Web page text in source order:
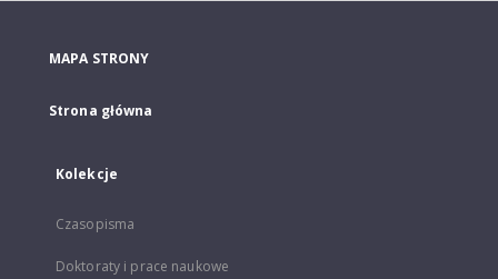
MAPA STRONY
Strona główna
Kolekcje
Czasopisma
Doktoraty i prace naukowe